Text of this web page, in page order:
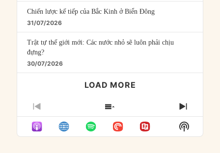
Chiến lược kế tiếp của Bắc Kinh ở Biển Đông
31/07/2026
Trật tự thế giới mới: Các nước nhỏ sẽ luôn phải chịu
đựng?
30/07/2026
LOAD MORE
PREVIOUS
EPISODE
SHOW
EPISODES
LIST
NEXT
Show
Podcast